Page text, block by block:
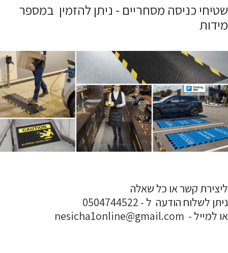
שטיחי כניסה מסחריים - ניתן להזמין במספר
מידות
ליצירת קשר או כל שאלה
ניתן לשלוח הודעה ל - 0504744522
או למייל - nesicha1online@gmail.com